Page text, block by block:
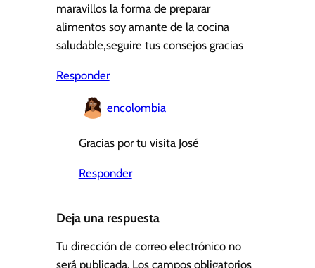
maravillos la forma de preparar
alimentos soy amante de la cocina
saludable,seguire tus consejos gracias
Responder
encolombia
Gracias por tu visita José
Responder
Deja una respuesta
Tu dirección de correo electrónico no
será publicada. Los campos obligatorios